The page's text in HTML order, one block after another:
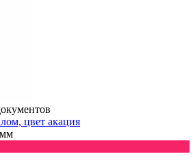
цвет акация
мм